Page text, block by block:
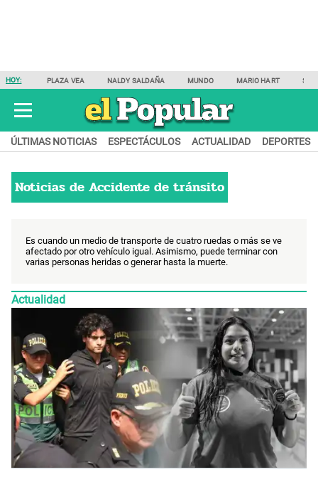
HOY: PLAZA VEA NALDY SALDAÑA MUNDO MARIO HART
ÚLTIMAS NOTICIAS ESPECTÁCULOS ACTUALIDAD DEPORTES
Noticias de Accidente de tránsito
Es cuando un medio de transporte de cuatro ruedas o más se ve
afectado por otro vehículo igual. Asimismo, puede terminar con
varias personas heridas o generar hasta la muerte.
Actualidad